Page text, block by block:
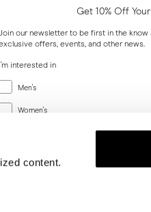
content.
your email adress
Get 10% Off
our newsletter to be first in the know
offers, events, and other news.
I'm interested in
Men's
Women's